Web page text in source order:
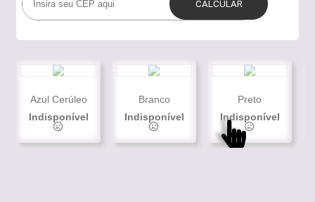
Azul Cerúleo
Indisponível
Branco
Indisponível
Preto
Indisponível